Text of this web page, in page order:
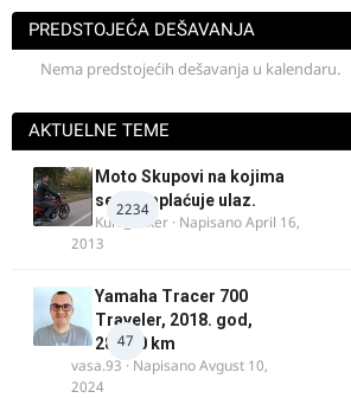
PREDSTOJEĆA DEŠAVANJA
Nema predstojećih dešavanja u kalendaru.
AKTUELNE TEME
2234
Moto Skupovi na kojima
se ne naplaćuje ulaz.
Kum_Mixer · NapisanoApril 16,
2013
47
Yamaha Tracer 700
Traveler, 2018. god,
28.100 km
vasa.93 · NapisanoAvgust 10,
2024